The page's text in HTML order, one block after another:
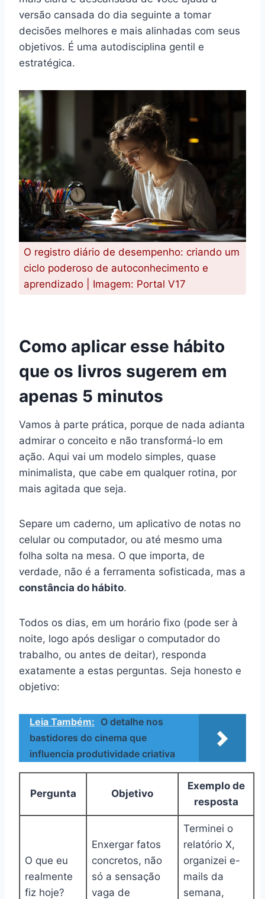
versão cansada do dia seguinte a tomar
decisões melhores e mais alinhadas com seus
objetivos. É uma autodisciplina gentil e
estratégica.
O registro diário de desempenho: criando um
ciclo poderoso de autoconhecimento e
aprendizado | Imagem: Portal V17
Como aplicar esse hábito
que os livros sugerem em
apenas 5 minutos
Vamos à parte prática, porque de nada adianta
admirar o conceito e não transformá-lo em
ação. Aqui vai um modelo simples, quase
minimalista, que cabe em qualquer rotina, por
mais agitada que seja.
Separe um caderno, um aplicativo de notas no
celular ou computador, ou até mesmo uma
folha solta na mesa. O que importa, de
verdade, não é a ferramenta sofisticada, mas a
constância do hábito.
Todos os dias, em um horário fixo (pode ser à
noite, logo após desligar o computador do
trabalho, ou antes de deitar), responda
exatamente a estas perguntas. Seja honesto e
objetivo:
Leia Também: O detalhe nos
bastidores do cinema que
influencia produtividade criativa
Pergunta Objetivo
Exemplo de
resposta
O que eu
realmente
fiz hoje?
Enxergar fatos
concretos, não
só a sensação
vaga de
Terminei o
relatório X,
organizei e-
mails da
semana,